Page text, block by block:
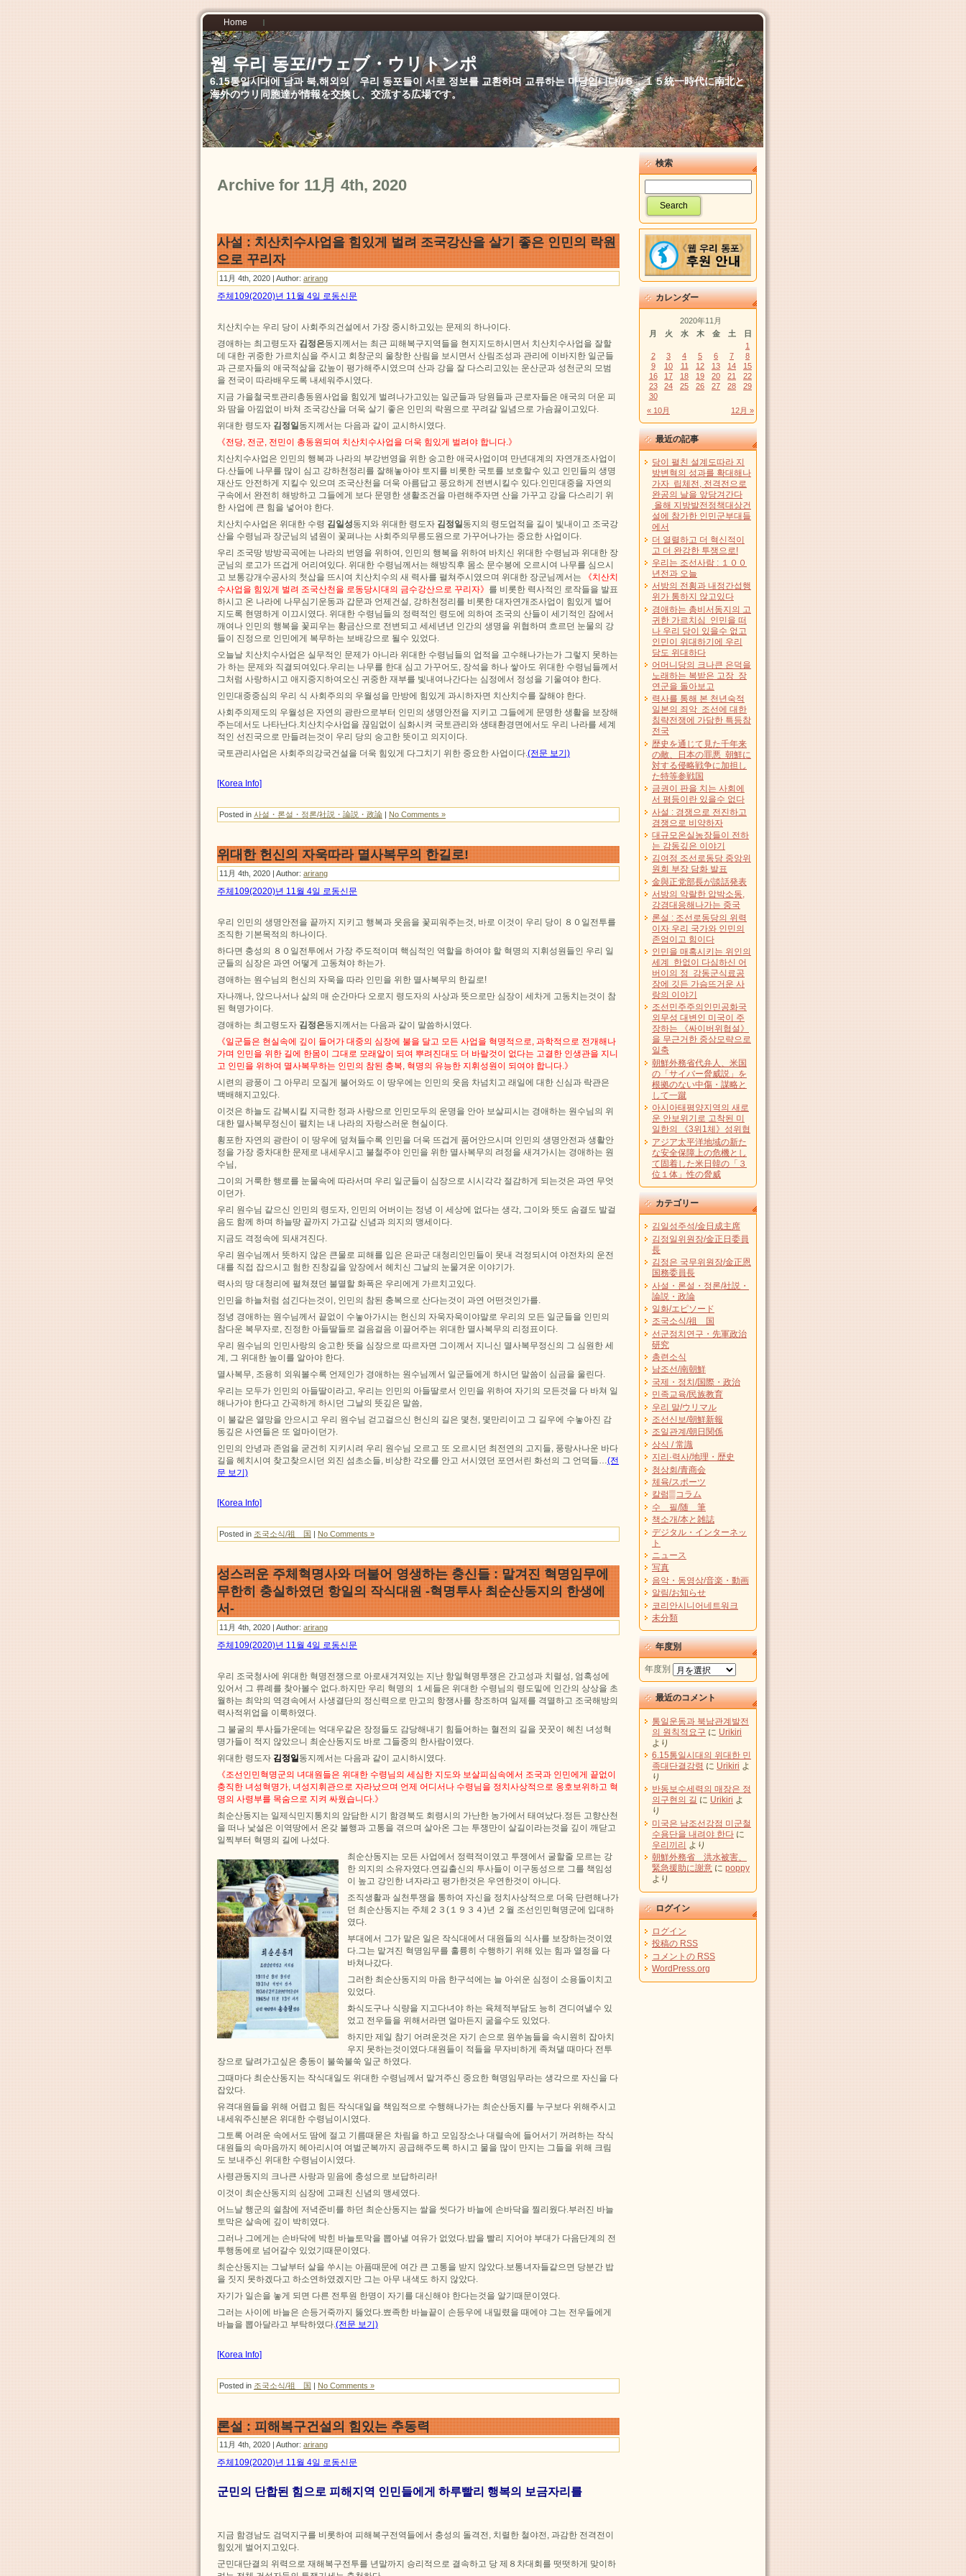
Home
웹 우리 동포//ウェブ・ウリトンポ
6.15통일시대에 남과 북,해외의 우리 동포들이 서로 정보를 교환하며 교류하는 마당입니다//６．１５統一時代に南北と
海外のウリ同胞達が情報を交換し、交流する広場です。
Archive for 11月 4th, 2020
사설 : 치산치수사업을 힘있게 벌려 조국강산을 살기 좋은 인민의 락원
으로 꾸리자
11月 4th, 2020 | Author: arirang
주체109(2020)년 11월 4일 로동신문
치산치수는 우리 당이 사회주의건설에서 가장 중시하고있는 문제의 하나이다.
경애하는 최고령도자 김정은동지께서는 최근 피해복구지역들을 현지지도하시면서 치산치수사업을 잘할
데 대한 귀중한 가르치심을 주시고 회창군의 울창한 산림을 보시면서 산림조성과 관리에 이바지한 일군들
과 근로자들의 애국적삶을 값높이 평가해주시였으며 산과 강을 잘 다스리고있는 운산군과 성천군의 모범
을 전국이 따라배우도록 내세워주시였다.
지금 가을철국토관리총동원사업을 힘있게 벌려나가고있는 일군들과 당원들과 근로자들은 애국의 더운 피
와 땀을 아낌없이 바쳐 조국강산을 더욱 살기 좋은 인민의 락원으로 꾸려갈 일념으로 가슴끓이고있다.
위대한 령도자 김정일동지께서는 다음과 같이 교시하시였다.
《전당, 전군, 전민이 총동원되여 치산치수사업을 더욱 힘있게 벌려야 합니다.》
치산치수사업은 인민의 행복과 나라의 부강번영을 위한 숭고한 애국사업이며 만년대계의 자연개조사업이
다.산들에 나무를 많이 심고 강하천정리를 잘해놓아야 토지를 비롯한 국토를 보호할수 있고 인민들의 생명
재산도 안전하게 지킬수 있으며 조국산천을 더욱 아름답고 풍요하게 전변시킬수 있다.인민대중을 자연의
구속에서 완전히 해방하고 그들에게 보다 문명한 생활조건을 마련해주자면 산을 가꾸고 강을 다스리기 위
한 사업에 큰 힘을 넣어야 한다.
치산치수사업은 위대한 수령 김일성동지와 위대한 령도자 김정일동지의 령도업적을 길이 빛내이고 조국강
산을 수령님과 장군님의 념원이 꽃펴나는 사회주의무릉도원으로 가꾸어나가는 중요한 사업이다.
우리 조국땅 방방곡곡에는 나라의 번영을 위하여, 인민의 행복을 위하여 바치신 위대한 수령님과 위대한 장
군님의 로고가 뜨겁게 어리여있다. 위대한 수령님께서는 해방직후 몸소 문수봉에 오르시여 나무를 심으시
고 보통강개수공사의 첫삽을 뜨시여 치산치수의 새 력사를 펼쳐주시였으며 위대한 장군님께서는
《치산치
수사업을 힘있게 벌려 조국산천을 로동당시대의 금수강산으로 꾸리자》 를 비롯한 력사적인 로작들을 발표
하시고 온 나라에 나무심기운동과 갑문과 언제건설, 강하천정리를 비롯한 대자연개조사업이 힘있게 벌어
지도록 현명하게 이끄시였다. 위대한 수령님들의 정력적인 령도에 의하여 조국의 산들이 세기적인 잠에서
깨여나 인민의 행복을 꽃피우는 황금산으로 전변되고 세세년년 인간의 생명을 위협하며 흐르던 눈물의 강
들이 진정으로 인민에게 복무하는 보배강으로 될수 있었다.
오늘날 치산치수사업은 실무적인 문제가 아니라 위대한 수령님들의 업적을 고수해나가는가 그렇지 못하는
가 하는 문제와 직결되여있다.우리는 나무를 한대 심고 가꾸어도, 장석을 하나 쌓아도 위대한 수령님들께서
그처럼 사랑하시고 애지중지하여오신 귀중한 재부를 빛내여나간다는 심정에서 정성을 기울여야 한다.
인민대중중심의 우리 식 사회주의의 우월성을 만방에 힘있게 과시하자면 치산치수를 잘해야 한다.
사회주의제도의 우월성은 자연의 광란으로부터 인민의 생명안전을 지키고 그들에게 문명한 생활을 보장해
주는데서도 나타난다.치산치수사업을 끊임없이 심화시켜 국토관리와 생태환경면에서도 우리 나라를 세계
적인 선진국으로 만들려는것이 우리 당의 숭고한 뜻이고 의지이다.
국토관리사업은 사회주의강국건설을 더욱 힘있게 다그치기 위한 중요한 사업이다. (전문 보기)
[Korea Info]
Posted in 사설・론설・정론/社説・論説・政論 | No Comments »
위대한 헌신의 자욱따라 멸사복무의 한길로!
11月 4th, 2020 | Author: arirang
주체109(2020)년 11월 4일 로동신문
우리 인민의 생명안전을 끝까지 지키고 행복과 웃음을 꽃피워주는것, 바로 이것이 우리 당이 ８０일전투를
조직한 기본목적의 하나이다.
하다면 충성의 ８０일전투에서 가장 주도적이며 핵심적인 역할을 하여야 할 혁명의 지휘성원들인 우리 일
군들의 심장은 과연 어떻게 고동쳐야 하는가.
경애하는 원수님의 헌신의 자욱을 따라 인민을 위한 멸사복무의 한길로!
자나깨나, 앉으나서나 삶의 매 순간마다 오로지 령도자의 사상과 뜻으로만 심장이 세차게 고동치는것이 참
된 혁명가이다.
경애하는 최고령도자 김정은동지께서는 다음과 같이 말씀하시였다.
《일군들은 현실속에 깊이 들어가 대중의 심장에 불을 달고 모든 사업을 혁명적으로, 과학적으로 전개해나
가며 인민을 위한 길에 한몸이 그대로 모래알이 되여 뿌려진대도 더 바랄것이 없다는 고결한 인생관을 지니
고 인민을 위하여 멸사복무하는 인민의 참된 충복, 혁명의 유능한 지휘성원이 되여야 합니다.》
시련의 광풍이 그 아무리 모질게 불어와도 이 땅우에는 인민의 웃음 차넘치고 래일에 대한 신심과 락관은
백배해지고있다.
이것은 하늘도 감복시킬 지극한 정과 사랑으로 인민모두의 운명을 안아 보살피시는 경애하는 원수님의 위
대한 멸사복무정신이 펼치는 내 나라의 자랑스러운 현실이다.
횡포한 자연의 광란이 이 땅우에 덮쳐들수록 인민을 더욱 뜨겁게 품어안으시며 인민의 생명안전과 생활안
정을 가장 중차대한 문제로 내세우시고 불철주야 인민을 위한 멸사복무의 려정을 새겨가시는 경애하는 원
수님,
그이의 거룩한 행로를 눈물속에 따라서며 우리 일군들이 심장으로 시시각각 절감하게 되는것은 과연 무엇
이던가.
우리 원수님 같으신 인민의 령도자, 인민의 어버이는 정녕 이 세상에 없다는 생각, 그이와 뜻도 숨결도 발걸
음도 함께 하며 하늘땅 끝까지 가고갈 신념과 의지의 맹세이다.
지금도 격정속에 되새겨진다.
우리 원수님께서 뜻하지 않은 큰물로 피해를 입은 은파군 대청리인민들이 못내 걱정되시여 야전차의 운전
대를 직접 잡으시고 험한 진창길을 앞장에서 헤치신 그날의 눈물겨운 이야기가.
력사의 땅 대청리에 펼쳐졌던 불멸할 화폭은 우리에게 가르치고있다.
인민을 하늘처럼 섬긴다는것이, 인민의 참된 충복으로 산다는것이 과연 어떤것인가를.
정녕 경애하는 원수님께서 끝없이 수놓아가시는 헌신의 자욱자욱이야말로 우리의 모든 일군들을 인민의
참다운 복무자로, 진정한 아들딸들로 걸음걸음 이끌어주는 위대한 멸사복무의 리정표이다.
우리 원수님의 인민사랑의 숭고한 뜻을 심장으로 따르자면 그이께서 지니신 멸사복무정신의 그 심원한 세
계, 그 위대한 높이를 알아야 한다.
멸사복무, 조용히 외워볼수록 언제인가 경애하는 원수님께서 일군들에게 하시던 말씀이 심금을 울린다.
우리는 모두가 인민의 아들딸이라고, 우리는 인민의 아들딸로서 인민을 위하여 자기의 모든것을 다 바쳐 일
해나가야 한다고 간곡하게 하시던 그날의 뜻깊은 말씀,
이 불같은 열망을 안으시고 우리 원수님 걷고걸으신 헌신의 길은 몇천, 몇만리이고 그 길우에 수놓아진 감
동깊은 사연들은 또 얼마이던가.
인민의 안녕과 존엄을 굳건히 지키시려 우리 원수님 오르고 또 오르시던 최전연의 고지들, 풍랑사나운 바다
길을 헤치시여 찾고찾으시던 외진 섬초소들, 비상한 각오를 안고 서시였던 포연서린 화선의 그 언덕들…(전
문 보기)
[Korea Info]
Posted in 조국소식/祖 国 | No Comments »
성스러운 주체혁명사와 더불어 영생하는 충신들 : 맡겨진 혁명임무에
무한히 충실하였던 항일의 작식대원 -혁명투사 최순산동지의 한생에
서-
11月 4th, 2020 | Author: arirang
주체109(2020)년 11월 4일 로동신문
우리 조국청사에 위대한 혁명전쟁으로 아로새겨져있는 지난 항일혁명투쟁은 간고성과 치렬성, 엄혹성에
있어서 그 류례를 찾아볼수 없다.하지만 우리 혁명의 １세들은 위대한 수령님의 령도밑에 인간의 상상을 초
월하는 최악의 역경속에서 사생결단의 정신력으로 만고의 항쟁사를 창조하며 일제를 격멸하고 조국해방의
력사적위업을 이룩하였다.
그 불굴의 투사들가운데는 억대우같은 장정들도 감당해내기 힘들어하는 혈전의 길을 꿋꿋이 헤친 녀성혁
명가들이 적지 않았으니 최순산동지도 바로 그들중의 한사람이였다.
위대한 령도자 김정일동지께서는 다음과 같이 교시하시였다.
《조선인민혁명군의 녀대원들은 위대한 수령님의 세심한 지도와 보살피심속에서 조국과 인민에게 끝없이
충직한 녀성혁명가, 녀성지휘관으로 자라났으며 언제 어디서나 수령님을 정치사상적으로 옹호보위하고 혁
명의 사령부를 목숨으로 지켜 싸웠습니다.》
최순산동지는 일제식민지통치의 암담한 시기 함경북도 회령시의 가난한 농가에서 태여났다.정든 고향산천
을 떠나 낯설은 이역땅에서 온갖 불행과 고통을 겪으며 살아온 그는 투쟁만이 살길이라는것을 깊이 깨닫고
일찍부터 혁명의 길에 나섰다.
최순산동지는 모든 사업에서 정력적이였고 투쟁에서 굴할줄 모르는 강
한 의지의 소유자였다.연길출신의 투사들이 이구동성으로 그를 책임성
이 높고 강인한 녀자라고 평가한것은 우연한것이 아니다.
조직생활과 실천투쟁을 통하여 자신을 정치사상적으로 더욱 단련해나가
던 최순산동지는 주체２３(１９３４)년 ２월 조선인민혁명군에 입대하
였다.
부대에서 그가 맡은 일은 작식대에서 대원들의 식사를 보장하는것이였
다.그는 맡겨진 혁명임무를 훌륭히 수행하기 위해 있는 힘과 열정을 다
바쳐나갔다.
그러한 최순산동지의 마음 한구석에는 늘 아쉬운 심정이 소용돌이치고
있었다.
화식도구나 식량을 지고다녀야 하는 육체적부담도 능히 견디여낼수 있
었고 전우들을 위해서라면 얼마든지 굶을수도 있었다.
하지만 제일 참기 어려운것은 자기 손으로 원쑤놈들을 속시원히 잡아치
우지 못하는것이였다.대원들이 적들을 무자비하게 족쳐댈 때마다 전투
장으로 달려가고싶은 충동이 불쑥불쑥 일군 하였다.
그때마다 최순산동지는 작식대일도 위대한 수령님께서 맡겨주신 중요한 혁명임무라는 생각으로 자신을 다
잡았다.
유격대원들을 위해 어렵고 힘든 작식대일을 책임적으로 수행해나가는 최순산동지를 누구보다 위해주시고
내세워주신분은 위대한 수령님이시였다.
그토록 어려운 속에서도 땀에 절고 기름때묻은 차림을 하고 모임장소나 대렬속에 들어서기 꺼려하는 작식
대원들의 속마음까지 헤아리시여 여벌군복까지 공급해주도록 하시고 물을 많이 만지는 그들을 위해 크림
도 보내주신 위대한 수령님이시였다.
사령관동지의 크나큰 사랑과 믿음에 충성으로 보답하리라!
이것이 최순산동지의 심장에 고패친 신념의 맹세였다.
어느날 행군의 쉴참에 저녁준비를 하던 최순산동지는 쌀을 씻다가 바늘에 손바닥을 찔리웠다.부러진 바늘
토막은 살속에 깊이 박히였다.
그러나 그에게는 손바닥에 박힌 바늘토막을 뽑아낼 여유가 없었다.밥을 빨리 지어야 부대가 다음단계의 전
투행동에로 넘어갈수 있었기때문이였다.
최순산동지는 그날부터 살을 쑤시는 아픔때문에 여간 큰 고통을 받지 않았다.보통녀자들같으면 당분간 밥
을 짓지 못하겠다고 하소연하였겠지만 그는 아무 내색도 하지 않았다.
자기가 일손을 놓게 되면 다른 전투원 한명이 자기를 대신해야 한다는것을 알기때문이였다.
그러는 사이에 바늘은 손등거죽까지 뚫었다.뾰족한 바늘끝이 손등우에 내밀렸을 때에야 그는 전우들에게
바늘을 뽑아달라고 부탁하였다.(전문 보기)
[Korea Info]
Posted in 조국소식/祖 国 | No Comments »
론설 : 피해복구건설의 힘있는 추동력
11月 4th, 2020 | Author: arirang
주체109(2020)년 11월 4일 로동신문
군민의 단합된 힘으로 피해지역 인민들에게 하루빨리 행복의 보금자리를
지금 함경남도 검덕지구를 비롯하여 피해복구전역들에서 충성의 돌격전, 치렬한 철야전, 과감한 전격전이
힘있게 벌어지고있다.
군민대단결의 위력으로 재해복구전투를 년말까지 승리적으로 결속하고 당 제８차대회를 떳떳하게 맞이하
検索
カレンダー
2020年11月
月
火 水 木 金 土 日
« 10月 12月 »
1
2
3 4 5 6 7
8
9
10 11 12 13 14
15
16
17 18 19 20 21
22
23
24 25 26 27 28
29
30
最近の記事
당이 펼친 설계도따라 지
방변혁의 성과를 확대해나
가자 립체전, 전격전으로
완공의 날을 앞당겨간다
올해 지방발전정책대상건
설에 참가한 인민군부대들
에서
더 열렬하고 더 혁신적이
고 더 완강한 투쟁으로!
우리는 조선사람 : １００
년전과 오늘
서방의 전횡과 내정간섭행
위가 통하지 않고있다
경애하는 총비서동지의 고
귀한 가르치심 인민을 떠
나 우리 당이 있을수 없고
인민이 위대하기에 우리
당도 위대하다
어머니당의 크나큰 은덕을
노래하는 복받은 고장 장
연군을 돌아보고
력사를 통해 본 천년숙적
일본의 죄악 조선에 대한
침략전쟁에 가담한 특등참
전국
歴史を通じて見た千年来
の敵、日本の罪悪 朝鮮に
対する侵略戦争に加担し
た特等参戦国
금권이 판을 치는 사회에
서 평등이란 있을수 없다
사설 : 경쟁으로 전진하고
경쟁으로 비약하자
대규모온실농장들이 전하
는 감동깊은 이야기
김여정 조선로동당 중앙위
원회 부장 담화 발표
金與正党部長が談話発表
서방의 악랄한 압박소동,
강경대응해나가는 중국
론설 : 조선로동당의 위력
이자 우리 국가와 인민의
존엄이고 힘이다
인민을 매혹시키는 위인의
세계 한없이 다심하신 어
버이의 정 강동군식료공
장에 깃든 가슴뜨거운 사
랑의 이야기
조선민주주의인민공화국
외무성 대변인 미국이 주
장하는 《싸이버위협설》
을 무근거한 중상모략으로
일축
朝鮮外務省代弁人、米国
の「サイバー脅威説」を
根拠のない中傷・謀略と
して一蹴
아시아태평양지역의 새로
운 안보위기로 고착된 미
일한의 《3위1체》성위협
アジア太平洋地域の新た
な安全保障上の危機とし
て固着した米日韓の「３
位１体」性の脅威
カテゴリー
김일성주석/金日成主席
김정일위원장/金正日委員
長
김정은 국무위원장/金正恩
国務委員長
사설・론설・정론/社説・
論説・政論
일화/エピソード
조국소식/祖 国
선군정치연구・先軍政治
研究
총련소식
남조선/南朝鮮
국제・정치/国際・政治
민족교육/民族教育
우리 말/ウリマル
조선신보/朝鮮新報
조일관계/朝日関係
상식 / 常識
지리·력사/地理・歴史
청상회/青商会
체육/スポーツ
칼럼▒コラム
수 필/随 筆
책소개/本と雑誌
デジタル・インターネッ
ト
ニュース
写真
음악・동영상/音楽・動画
알림/お知らせ
코리안시니어네트워크
未分類
年度別
年度別
最近のコメント
통일운동과 북남관계발전
의 원칙적요구 に Urikiri
より
6.15통일시대의 위대한 민
족대단결강령 に Urikiri よ
り
반동보수세력의 매장은 정
의구현의 길 に Urikiri よ
り
미국은 남조선강점 미군철
수용단을 내려야 한다 に
우리끼리 より
朝鮮外務省 洪水被害、
緊急援助に謝意 に poppy
より
ログイン
ログイン
投稿の RSS
コメントの RSS
WordPress.org